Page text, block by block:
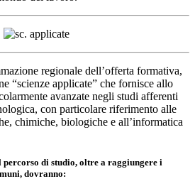
regionale dell’offerta formativa,
“scienze applicate” che fornisce allo
avanzate negli studi afferenti
con particolare riferimento alle
chimiche, biologiche e all’informatica
percorso di studio, oltre a raggiungere i
dovranno: